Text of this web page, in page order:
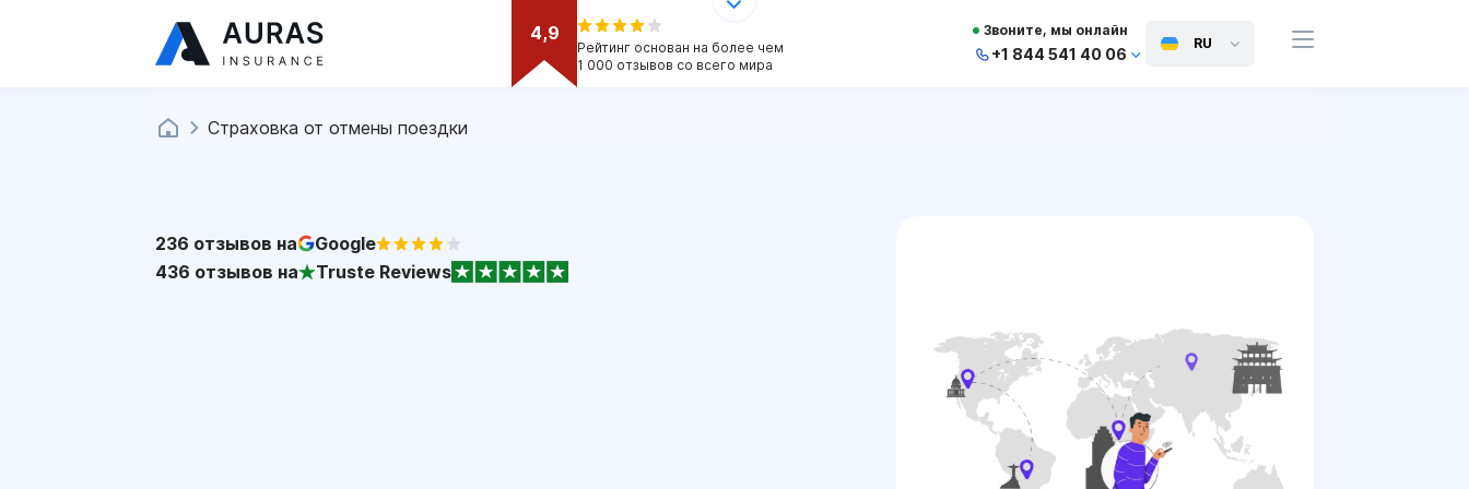
4,9
Рейтинг основан на более чем
1 000 отзывов со всего мира
Звоните, мы онлайн
+1 844 541 40 06
RU
Страховка от отмены поездки
236 отзывов на
Google
436 отзывов на Truste Reviews